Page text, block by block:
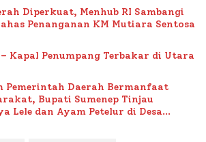
Diperkuat, Menhub RI Sambangi
Penanganan KM Mutiara Sentosa
– Kapal Penumpang Terbakar di Utara
Pemerintah Daerah Bermanfaat
Bupati Sumenep Tinjau
Lele dan Ayam Petelur di Desa